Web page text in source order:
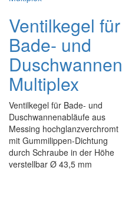
Ventilkegel für
Bade- und
Multiplex
Ventilkegel für Bade- und
Duschwannenabläufe aus
Messing hochglanzverchromt
mit Gummilippen-Dichtung
durch Schraube in der Höhe
verstellbar Ø 43,5 mm